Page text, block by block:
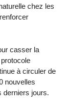
chez les
casser la
à circuler de
nouvelles
derniers jours.